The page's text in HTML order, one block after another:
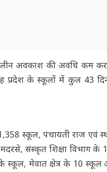
अवकाश की अवधि कम
प्रदेश के स्कूलों में कुल 43
स्कूल, पंचायती राज एवं
संस्कृत शिक्षा विभाग के
स्कूल, मेवात क्षेत्र के 10